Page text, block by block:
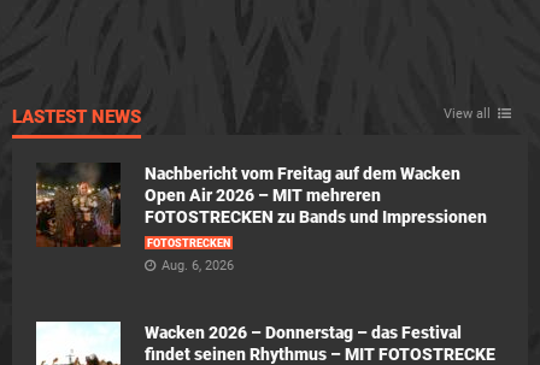
LASTEST NEWS View all
Nachbericht vom Freitag auf dem Wacken
Open Air 2026 – MIT mehreren
FOTOSTRECKEN zu Bands und Impressionen
FOTOSTRECKEN
Aug. 6, 2026
Wacken 2026 – Donnerstag – das Festival
findet seinen Rhythmus – MIT FOTOSTRECKE